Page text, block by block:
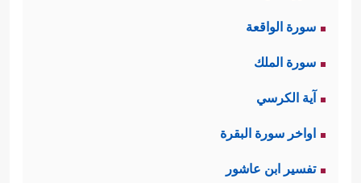
سورة الواقعة
سورة الملك
آية الكرسي
اواخر سورة البقرة
تفسير ابن عاشور